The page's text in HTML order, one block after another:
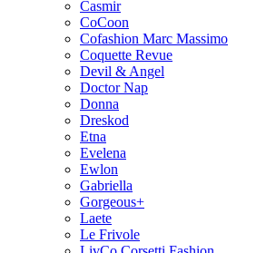
Casmir
CoCoon
Cofashion Marc Massimo
Coquette Revue
Devil & Angel
Doctor Nap
Donna
Dreskod
Etna
Evelena
Ewlon
Gabriella
Gorgeous+
Laete
Le Frivole